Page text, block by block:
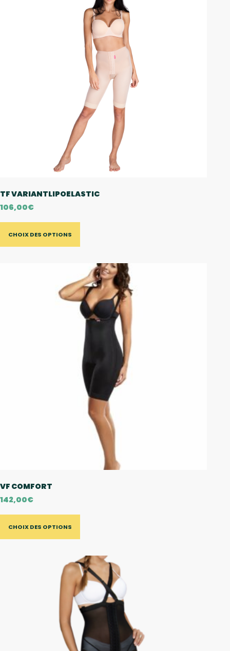
TF VARIANTLIPOELASTIC
106,00€
CHOIX DES OPTIONS
VF COMFORT
142,00€
CHOIX DES OPTIONS